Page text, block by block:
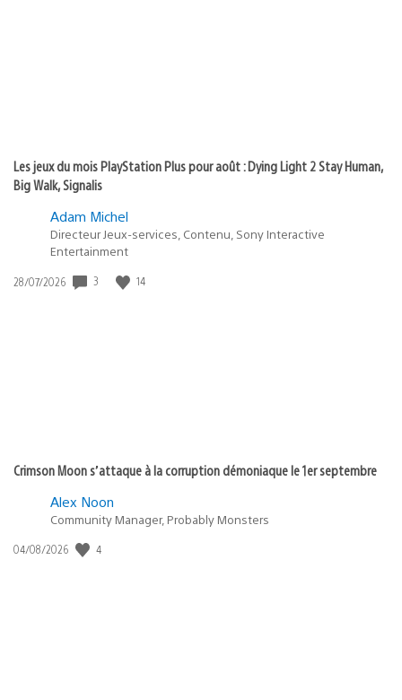
Les jeux du mois PlayStation Plus pour août : Dying Light 2 Stay Human,
Big Walk, Signalis
Adam Michel
Directeur Jeux-services, Contenu, Sony Interactive
Entertainment
Date
28/07/2026 3 14
Crimson Moon s’attaque à la corruption démoniaque le 1er septembre
Alex Noon
Community Manager, Probably Monsters
Date
04/08/2026 4